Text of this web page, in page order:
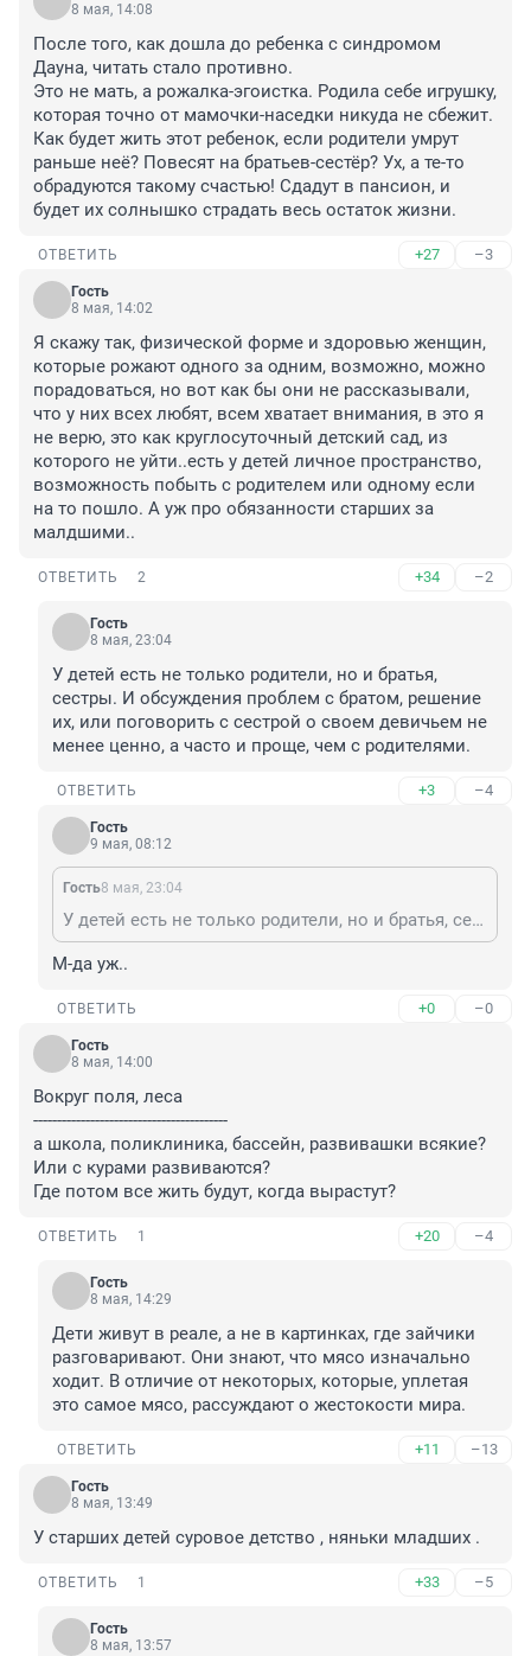
8 мая, 14:08
После того, как дошла до ребенка с синдромом
Дауна, читать стало противно.
Это не мать, а рожалка-эгоистка. Родила себе игрушку,
которая точно от мамочки-наседки никуда не сбежит.
Как будет жить этот ребенок, если родители умрут
раньше неё? Повесят на братьев-сестёр? Ух, а те-то
обрадуются такому счастью! Сдадут в пансион, и
будет их солнышко страдать весь остаток жизни.
ОТВЕТИТЬ +27 –3
Гость
8 мая, 14:02
Я скажу так, физической форме и здоровью женщин,
которые рожают одного за одним, возможно, можно
порадоваться, но вот как бы они не рассказывали,
что у них всех любят, всем хватает внимания, в это я
не верю, это как круглосуточный детский сад, из
которого не уйти..есть у детей личное пространство,
возможность побыть с родителем или одному если
на то пошло. А уж про обязанности старших за
малдшими..
ОТВЕТИТЬ 2 +34 –2
Гость
8 мая, 23:04
У детей есть не только родители, но и братья,
сестры. И обсуждения проблем с братом, решение
их, или поговорить с сестрой о своем девичьем не
менее ценно, а часто и проще, чем с родителями.
ОТВЕТИТЬ +3 –4
Гость
9 мая, 08:12
Гость8 мая, 23:04
У детей есть не только родители, но и братья, сестры. И обсуждения проблем с братом, решение их, или поговорить с сестрой о своем девичьем не менее ценно, а часто и проще, чем с родителями.
М-да уж..
ОТВЕТИТЬ +0 –0
Гость
8 мая, 14:00
Вокруг поля, леса
-----------------------------------------
а школа, поликлиника, бассейн, развивашки всякие?
Или с курами развиваются?
Где потом все жить будут, когда вырастут?
ОТВЕТИТЬ 1 +20 –4
Гость
8 мая, 14:29
Дети живут в реале, а не в картинках, где зайчики
разговаривают. Они знают, что мясо изначально
ходит. В отличие от некоторых, которые, уплетая
это самое мясо, рассуждают о жестокости мира.
ОТВЕТИТЬ +11 –13
Гость
8 мая, 13:49
У старших детей суровое детство , няньки младших .
ОТВЕТИТЬ 1 +33 –5
Гость
8 мая, 13:57